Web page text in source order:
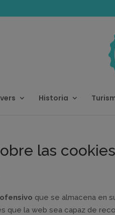
Historia
las cookies
que se almacena en
que la web sea capaz de